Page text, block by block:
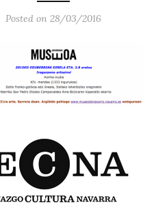
Posted on 28/03/2016